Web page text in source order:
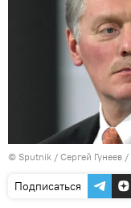
© Sputnik / Сергей Гунеев /
Подписаться